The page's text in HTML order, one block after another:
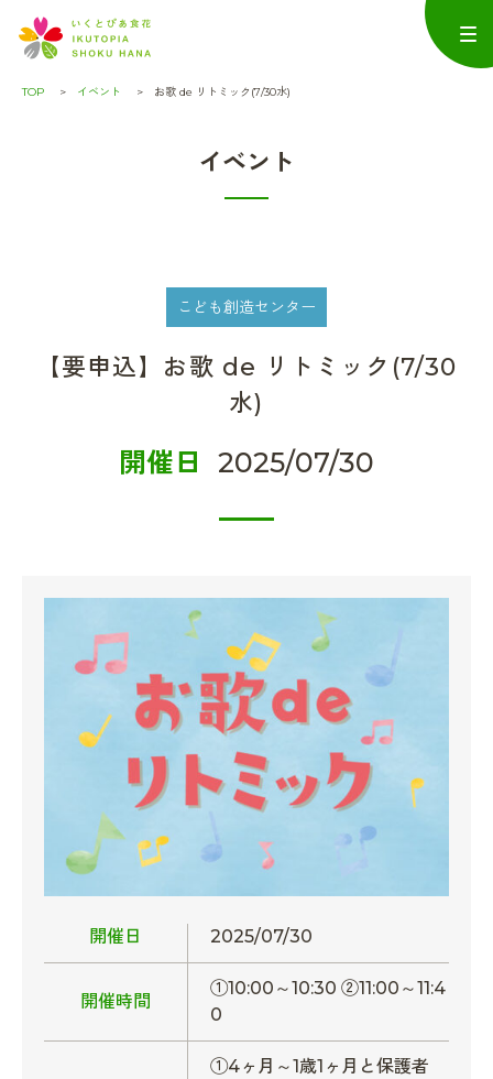
TOP イベント お歌 de リトミック(7/30水)
イベント
こども創造センター
【要申込】お歌 de リトミック(7/30
水)
開催日 2025/07/30
開催日 2025/07/30
開催時間
①10:00～10:30 ②11:00～11:4
0
①4ヶ月～1歳1ヶ月と保護者